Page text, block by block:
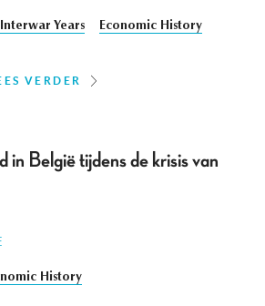
Interwar Years
Economic History
VERDER
in België tijdens de krisis van
History